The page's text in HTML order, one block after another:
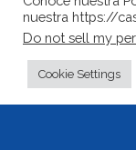
nuestra https://
Do not sell my
Cookie Settings